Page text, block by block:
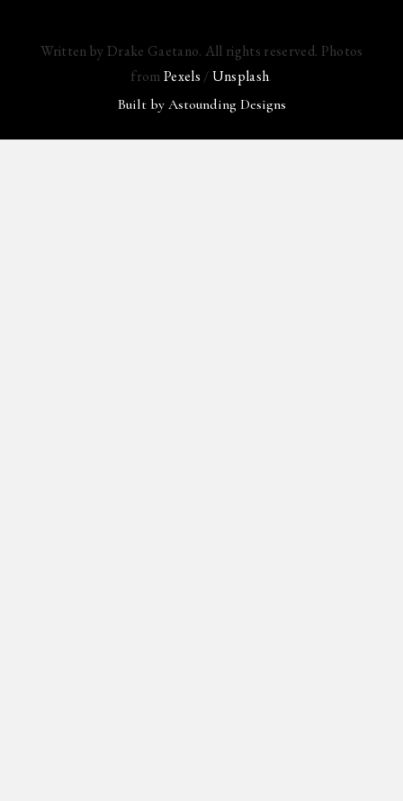
Written by Drake Gaetano. All rights reserved. Photos
fromPexels /Unsplash.
Built by Astounding Designs